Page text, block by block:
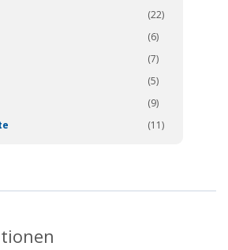
(22)
(6)
(7)
(5)
(9)
(11)